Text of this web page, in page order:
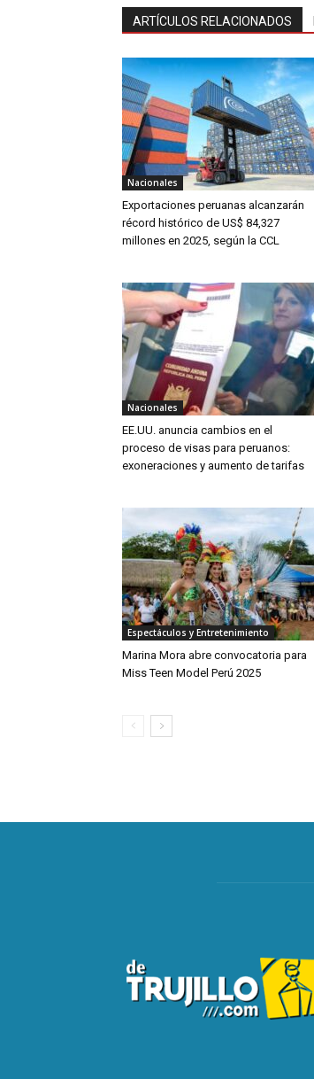
ARTÍCULOS RELACIONADOS
Nacionales
Exportaciones peruanas alcanzarán
récord histórico de US$ 84,327
millones en 2025, según la CCL
Nacionales
EE.UU. anuncia cambios en el
proceso de visas para peruanos:
exoneraciones y aumento de tarifas
Espectáculos y Entretenimiento
Marina Mora abre convocatoria para
Miss Teen Model Perú 2025